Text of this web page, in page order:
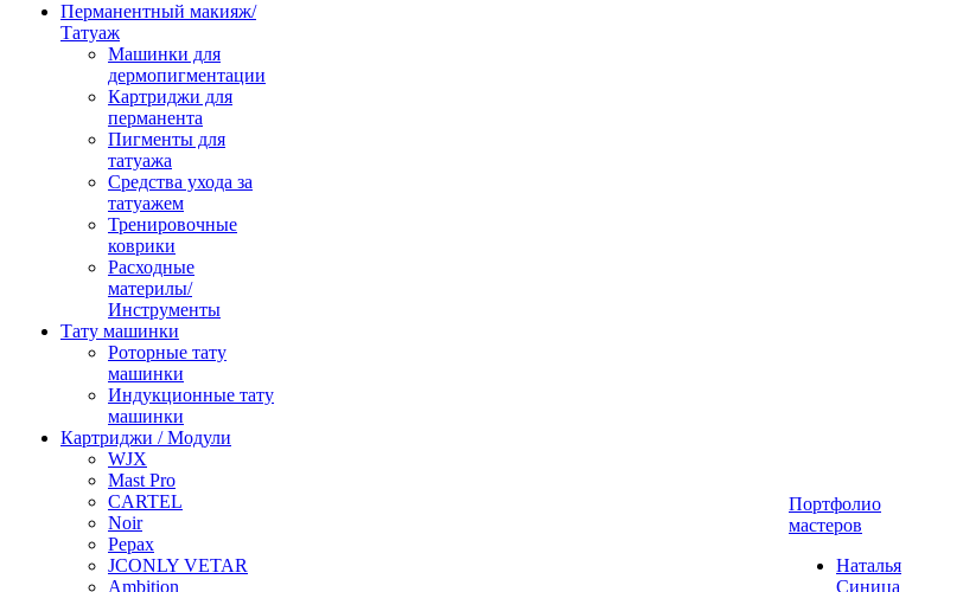
Перманентный макияж/
Татуаж
Машинки для
дермопигментации
Картриджи для
перманента
Пигменты для
татуажа
Средства ухода за
татуажем
Тренировочные
коврики
Расходные
материлы/
Инструменты
Тату машинки
Роторные тату
машинки
Индукционные тату
машинки
Картриджи / Модули
WJX
Mast Pro
CARTEL
Noir
Pepax
JCONLY VETAR
Ambition
Портфолио
мастеров
Наталья
Синица